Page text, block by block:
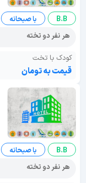
B.B
با صبحانه
هر نفر دو تخته
کودک با تخت
قیمت به تومان
B.B
با صبحانه
هر نفر دو تخته